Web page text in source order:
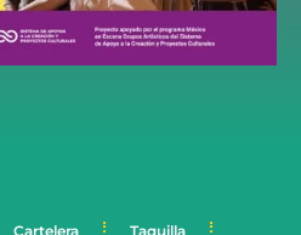
Cartelera Taquilla